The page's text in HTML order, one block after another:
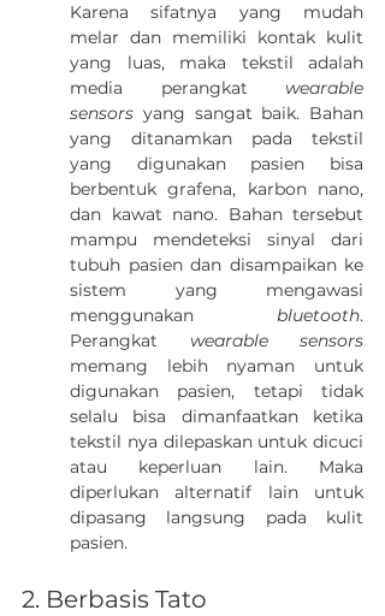
Karena sifatnya yang mudah
melar dan memiliki kontak kulit
yang luas, maka tekstil adalah
media perangkat wearable
sensors yang sangat baik. Bahan
yang ditanamkan pada tekstil
yang digunakan pasien bisa
berbentuk grafena, karbon nano,
dan kawat nano. Bahan tersebut
mampu mendeteksi sinyal dari
tubuh pasien dan disampaikan ke
sistem yang mengawasi
menggunakan bluetooth.
Perangkat wearable sensors
memang lebih nyaman untuk
digunakan pasien, tetapi tidak
selalu bisa dimanfaatkan ketika
tekstil nya dilepaskan untuk dicuci
atau keperluan lain. Maka
diperlukan alternatif lain untuk
dipasang langsung pada kulit
pasien.
2. Berbasis Tato